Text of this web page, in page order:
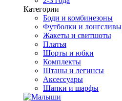
Категории
Боди и комбинезоны
Футболки и лонгсливы
Жакеты и свитшоты
Платья
Шорты и юбки
Комплекты
Штаны и легинсы
Аксессуары
Шапки и шарфы